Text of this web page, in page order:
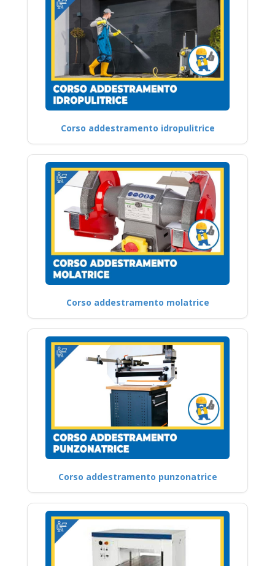
Corso addestramento idropulitrice
Corso addestramento molatrice
Corso addestramento punzonatrice